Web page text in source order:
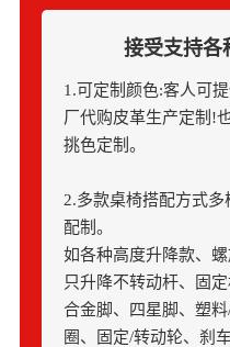
接受支持各
1.可定制颜色:客人可
厂代购皮革生产定制!
挑色定制。
2.多款桌椅搭配方式
配制。
如各种高度升降款、
只升降不转动杆、固
合金脚、四星脚、塑
圈、固定/转动轮、刹